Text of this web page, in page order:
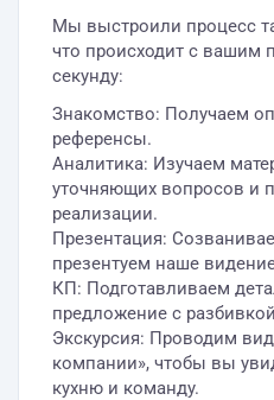
Мы выстроили процесс
что происходит с вашим
секунду:
Знакомство: Получаем
референсы.
Аналитика: Изучаем
уточняющих вопросов и
реализации.
Презентация:
презентуем наше
КП: Подготавливаем
предложение с
Экскурсия: Проводим
компании», чтобы вы
кухню и команду.